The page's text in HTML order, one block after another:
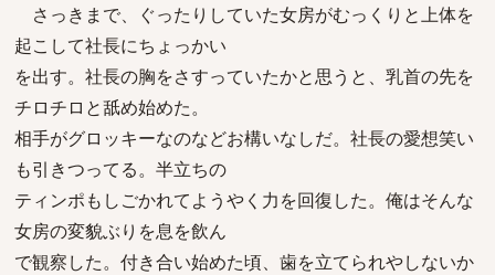
さっきまで、ぐったりしていた女房がむっくりと上体を
起こして社長にちょっかい
を出す。社長の胸をさすっていたかと思うと、乳首の先を
チロチロと舐め始めた。
相手がグロッキーなのなどお構いなしだ。社長の愛想笑い
も引きつってる。半立ちの
ティンポもしごかれてようやく力を回復した。俺はそんな
女房の変貌ぶりを息を飲ん
で観察した。付き合い始めた頃、歯を立てられやしないか